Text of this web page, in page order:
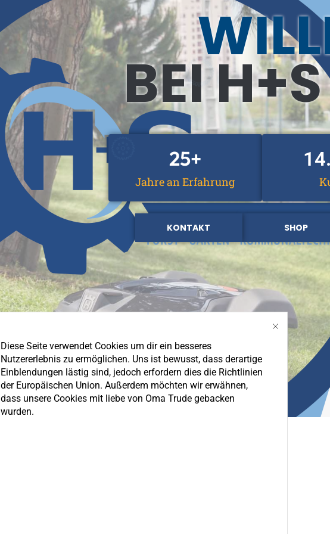
BEI
Jahre an Erfahrung
25+
SHOP
KONTAKT
Diese Seite verwendet Cookies um dir ein besseres
Nutzererlebnis zu ermöglichen. Uns ist bewusst, dass derartige
Einblendungen lästig sind, jedoch erfordern dies die Richtlinien
der Europäischen Union. Außerdem möchten wir erwähnen,
dass unsere Cookies mit liebe von Oma Trude gebacken
wurden.